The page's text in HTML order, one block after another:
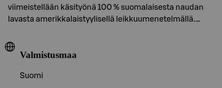
viimeistellään käsityönä 100 % suomalaisesta naudan
lavasta amerikkalaistyylisellä leikkuumenetelmällä.…
Valmistusmaa
Suomi